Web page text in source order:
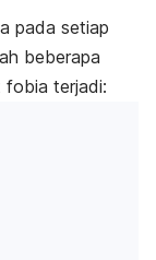
pada setiap
beberapa
fobia terjadi: